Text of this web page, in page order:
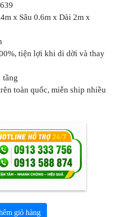
x Sâu 0.6m x Dài 2m x
tiện lợi khi di dời và thay
tầng
toàn quốc, miễn ship nhiều
giỏ hàng